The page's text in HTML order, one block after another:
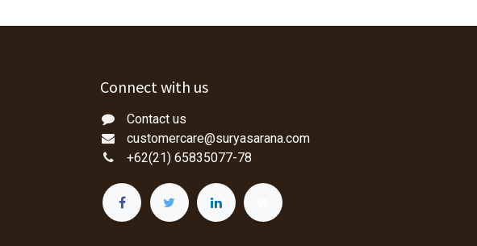
Connect with us
Contact us
customercare@suryasarana.com
+62(21) 65835077-78